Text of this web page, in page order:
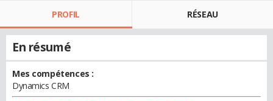
PROFIL RÉSEAU
En résumé
Mes compétences :
Dynamics CRM